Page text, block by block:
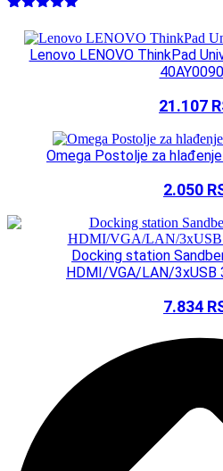
5.00od 5
na osnovu
oceneLenovo LENOVO ThinkPad
21.107
Omega Postolje za
2.050
Docking station
HDMI/VGA/LAN/3xUSB
7.834